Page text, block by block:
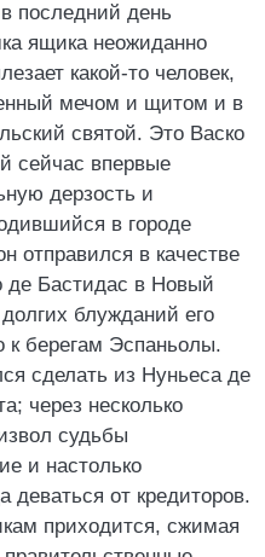
последний день
ящика неожиданно
какой-то человек,
мечом и щитом и в
святой. Это Васко
сейчас впервые
дерзость и
в городе
отправился в качестве
де Бастидас в Новый
блужданий его
к берегам Эспаньолы.
сделать из Нуньеса де
через несколько
судьбы
и настолько
деваться от кредиторов.
приходится, сжимая